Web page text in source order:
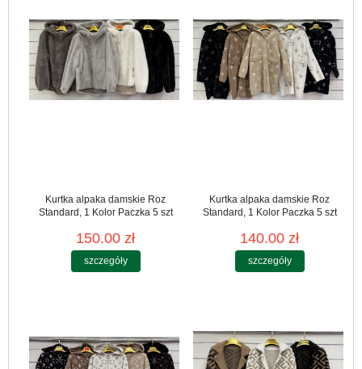
Kurtka alpaka damskie Roz
Standard, 1 Kolor Paczka 5 szt
150.00 zł
szczegóły
Kurtka alpaka damskie Roz
Standard, 1 Kolor Paczka 5 szt
140.00 zł
szczegóły